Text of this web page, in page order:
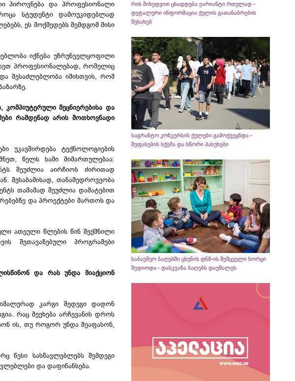
პიროვნება და პროფესიონალი
სტუდენტი დამოუკიდებლად
ეს მოქმედებს შემდგომ მისი
იქნება უზრუნველყოფილი
პროფესიონალებად, რომელიც
შესაძლებლობა იმისთვის, რომ
კომპიუტერული მეცნიერებისა და
რამდენად არის მოთხოვნადი
უკავშირდება ტექნოლოგიების
წელს სამი მიმართულებაა:
შეუძლია აირჩიოს ძირითად
შესაბამისად, თანამედროვეობა
თამამად შეუძლია დამატებით
და პროექტები მართოს და
ათეული წლების წინ შექმნილი
შეთავაზებული პროგრამები
და რას უნდა მიაქციონ
კარგი შედეგი დადონ
რაც შეეხება არჩევანის დროს
ის, თუ როგორ უნდა შეაფასონ,
წესი სასწავლებლებს შემდეგი
და დაფინანსება.
რის მიხედვით ცხადდება ვარიანტი რთულად -
დეტალური ინფორმაცია ქულის გათანაბრების
შესახებ
საგრანტო კონკურსის ქულები გამოქვეყნდა -
შეფასების სქემა და სწორი პასუხები
საბავშვო ბაღებში ცხენის დნმ-ის შემცველი ხორცი
შედიოდა - დასკვანა ბაღებს დაუმალეს